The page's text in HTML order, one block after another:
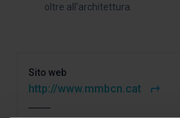
oltre all’architettura.
Sito web
http://www.mmbcn.cat